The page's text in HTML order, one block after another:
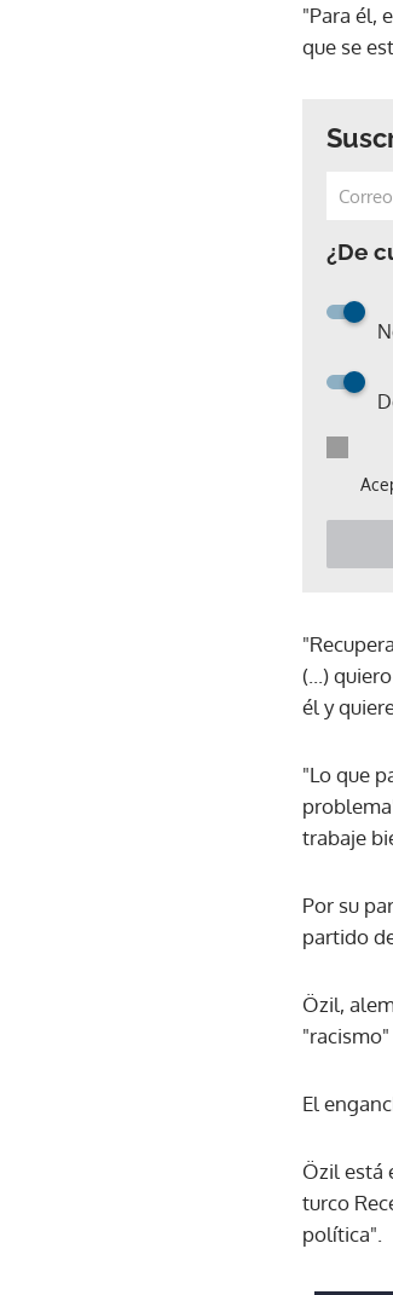
"Para él,
que se
¿De
(...)
él y
"Lo que
trabaje
Por su
partido
Özil,
El
Özil está
turco
política".